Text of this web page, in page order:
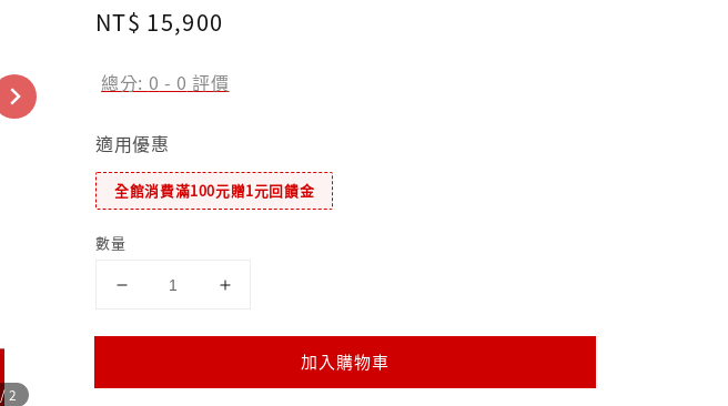
/2
Regular
NT$ 15,900
總分: 0 - 0 評價
適用優惠
全館消費滿100元贈1元回饋金
數量
加入購物車